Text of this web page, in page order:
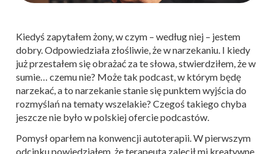
Kiedyś zapytałem żony, w czym – według niej – jestem
dobry. Odpowiedziała złośliwie, że w narzekaniu. I kiedy
już przestałem się obrażać za te słowa, stwierdziłem, że w
sumie… czemu nie? Może tak podcast, w którym będę
narzekać, a to narzekanie stanie się punktem wyjścia do
rozmyślań na tematy wszelakie? Czegoś takiego chyba
jeszcze nie było w polskiej ofercie podcastów.
Pomysł oparłem na konwencji autoterapii. W pierwszym
odcinku powiedziałem, że terapeuta zalecił mi kreatywne